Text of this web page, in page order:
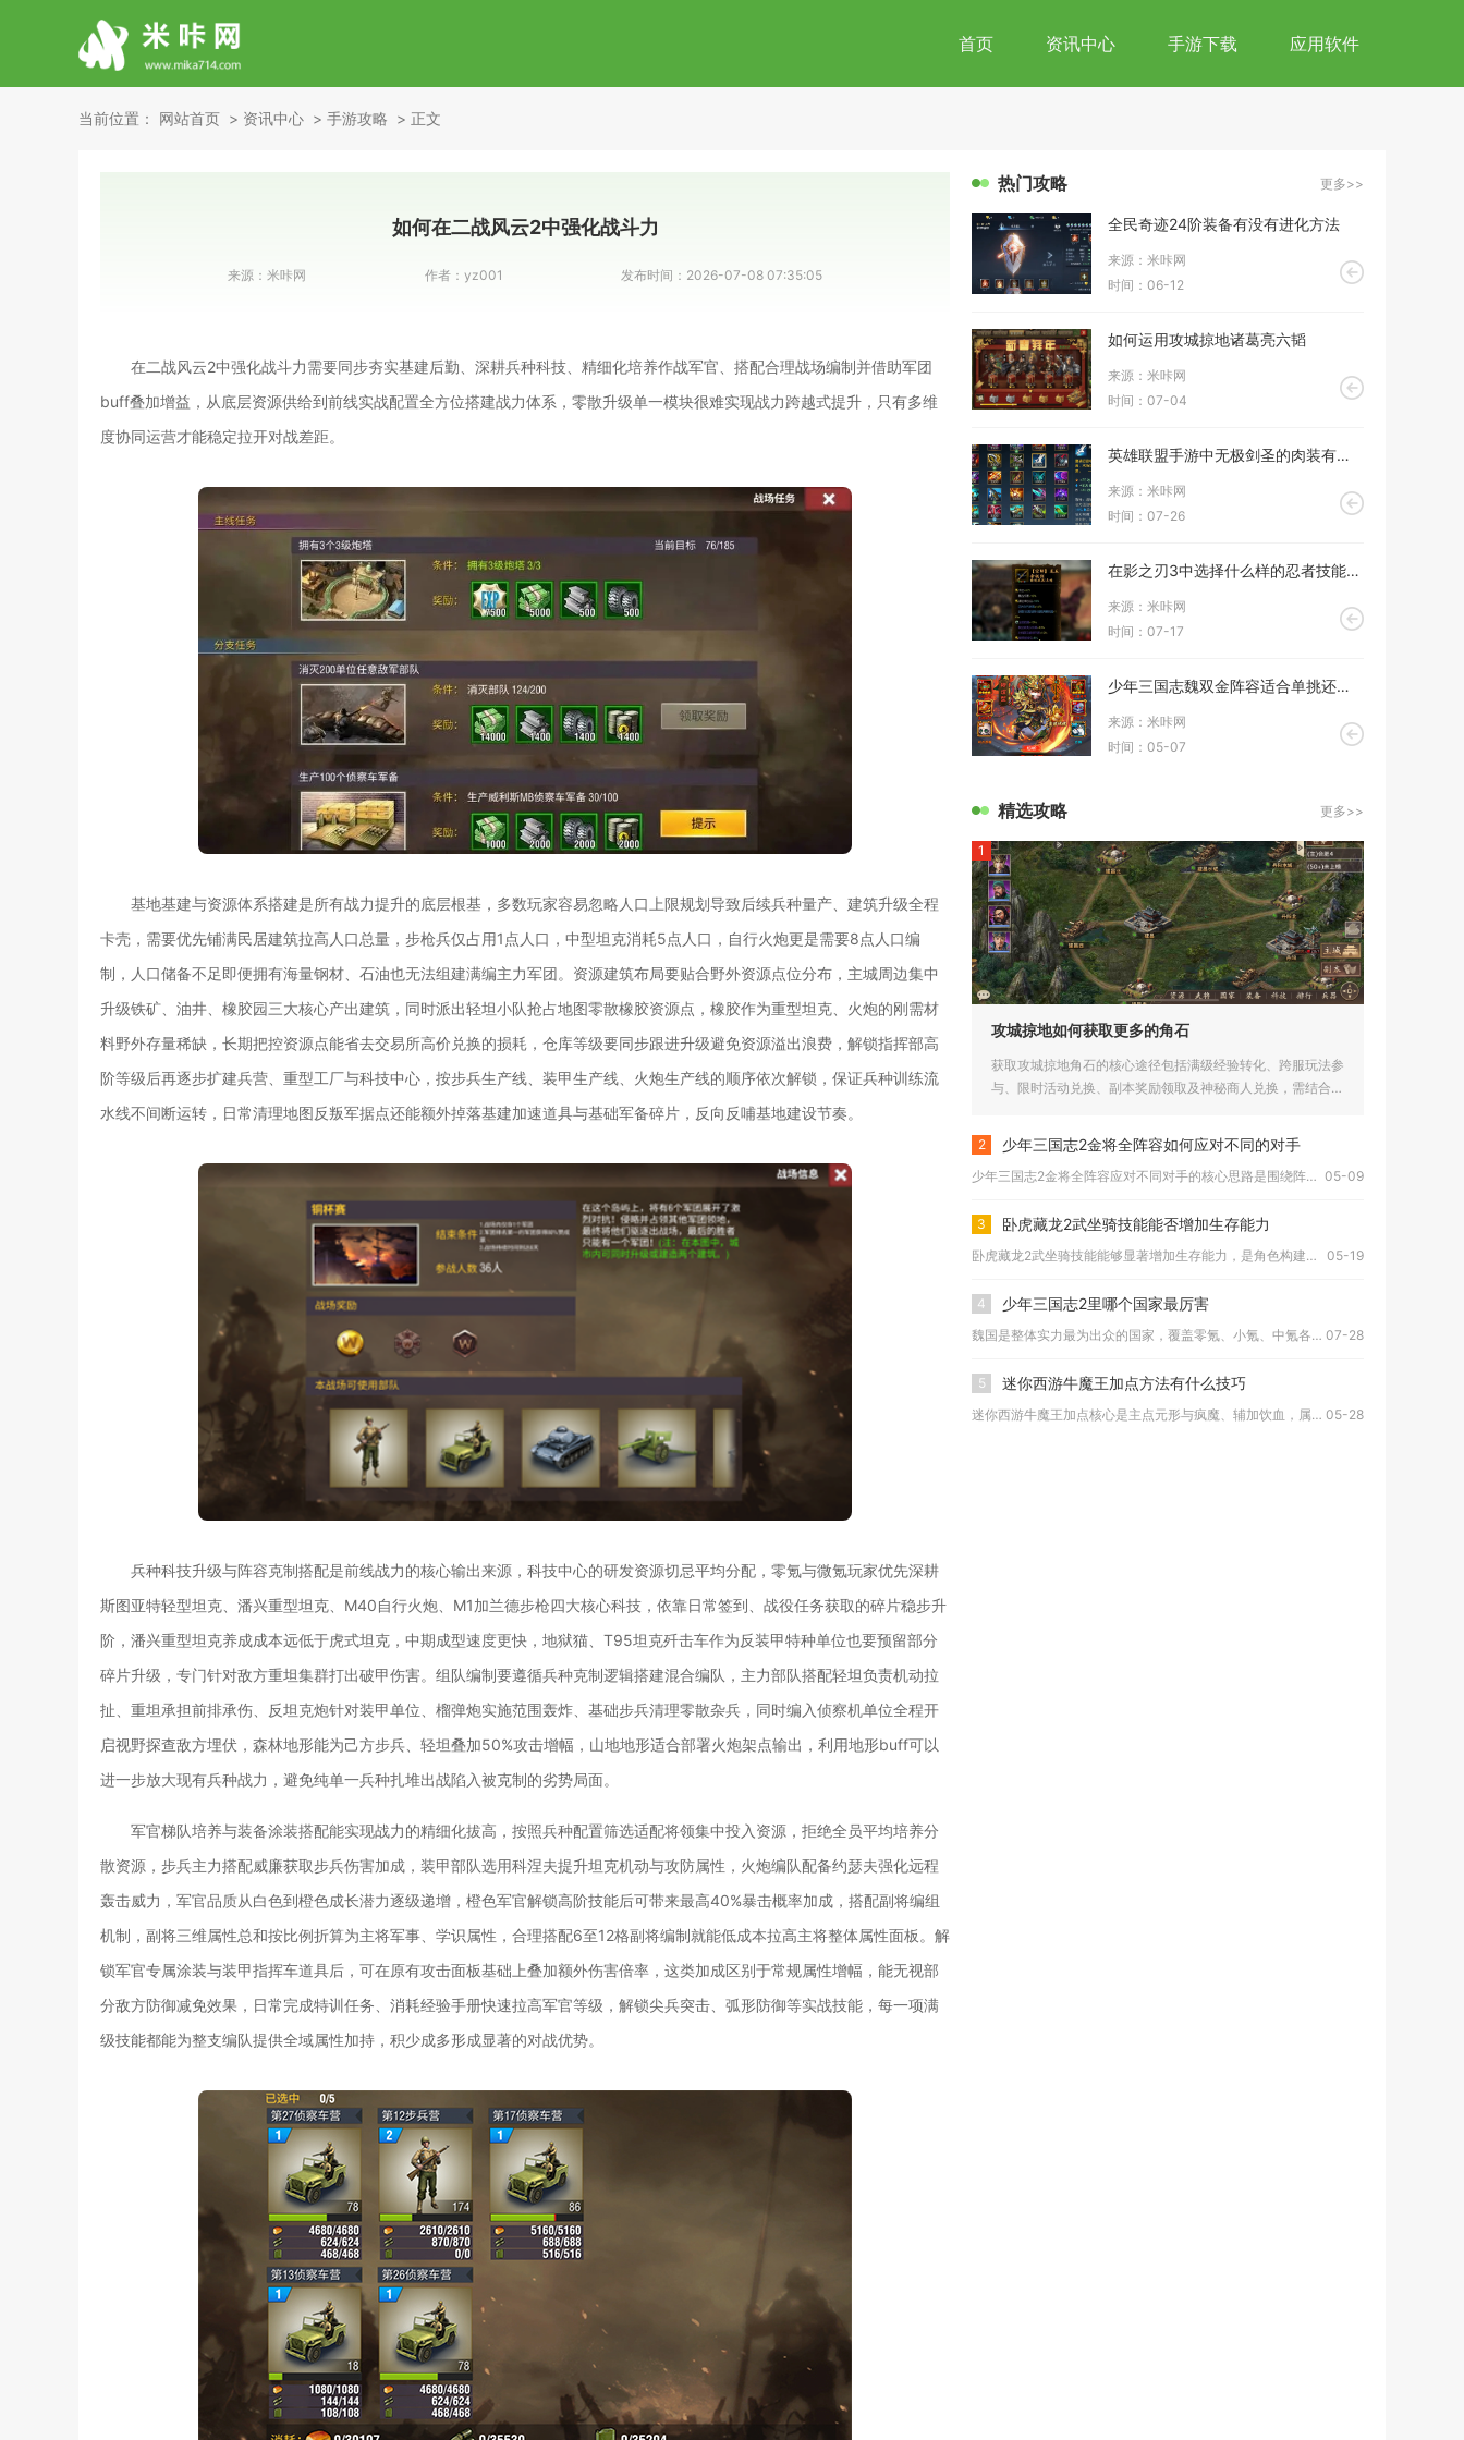
首页 资讯中心 手游下载 应用软件
当前位置： 网站首页 资讯中心 手游攻略 正文
如何在二战风云2中强化战斗力
来源： 米咔网 作者： yz001 发布时间： 2026-07-08 07:35:05
在二战风云2中强化战斗力需要同步夯实基建后勤、深耕兵种科技、精细化培养作战军官、搭配合理战场编制并借助军团
buff叠加增益，从底层资源供给到前线实战配置全方位搭建战力体系，零散升级单一模块很难实现战力跨越式提升，只有多维
度协同运营才能稳定拉开对战差距。
基地基建与资源体系搭建是所有战力提升的底层根基，多数玩家容易忽略人口上限规划导致后续兵种量产、建筑升级全程
卡壳，需要优先铺满民居建筑拉高人口总量，步枪兵仅占用1点人口，中型坦克消耗5点人口，自行火炮更是需要8点人口编
制，人口储备不足即便拥有海量钢材、石油也无法组建满编主力军团。资源建筑布局要贴合野外资源点位分布，主城周边集中
升级铁矿、油井、橡胶园三大核心产出建筑，同时派出轻坦小队抢占地图零散橡胶资源点，橡胶作为重型坦克、火炮的刚需材
料野外存量稀缺，长期把控资源点能省去交易所高价兑换的损耗，仓库等级要同步跟进升级避免资源溢出浪费，解锁指挥部高
阶等级后再逐步扩建兵营、重型工厂与科技中心，按步兵生产线、装甲生产线、火炮生产线的顺序依次解锁，保证兵种训练流
水线不间断运转，日常清理地图反叛军据点还能额外掉落基建加速道具与基础军备碎片，反向反哺基地建设节奏。
兵种科技升级与阵容克制搭配是前线战力的核心输出来源，科技中心的研发资源切忌平均分配，零氪与微氪玩家优先深耕
斯图亚特轻型坦克、潘兴重型坦克、M40自行火炮、M1加兰德步枪四大核心科技，依靠日常签到、战役任务获取的碎片稳步升
阶，潘兴重型坦克养成成本远低于虎式坦克，中期成型速度更快，地狱猫、T95坦克歼击车作为反装甲特种单位也要预留部分
碎片升级，专门针对敌方重坦集群打出破甲伤害。组队编制要遵循兵种克制逻辑搭建混合编队，主力部队搭配轻坦负责机动拉
扯、重坦承担前排承伤、反坦克炮针对装甲单位、榴弹炮实施范围轰炸、基础步兵清理零散杂兵，同时编入侦察机单位全程开
启视野探查敌方埋伏，森林地形能为己方步兵、轻坦叠加50%攻击增幅，山地地形适合部署火炮架点输出，利用地形buff可以
进一步放大现有兵种战力，避免纯单一兵种扎堆出战陷入被克制的劣势局面。
军官梯队培养与装备涂装搭配能实现战力的精细化拔高，按照兵种配置筛选适配将领集中投入资源，拒绝全员平均培养分
散资源，步兵主力搭配威廉获取步兵伤害加成，装甲部队选用科涅夫提升坦克机动与攻防属性，火炮编队配备约瑟夫强化远程
轰击威力，军官品质从白色到橙色成长潜力逐级递增，橙色军官解锁高阶技能后可带来最高40%暴击概率加成，搭配副将编组
机制，副将三维属性总和按比例折算为主将军事、学识属性，合理搭配6至12格副将编制就能低成本拉高主将整体属性面板。解
锁军官专属涂装与装甲指挥车道具后，可在原有攻击面板基础上叠加额外伤害倍率，这类加成区别于常规属性增幅，能无视部
分敌方防御减免效果，日常完成特训任务、消耗经验手册快速拉高军官等级，解锁尖兵突击、弧形防御等实战技能，每一项满
级技能都能为整支编队提供全域属性加持，积少成多形成显著的对战优势。
热门攻略 更多>>
全民奇迹24阶装备有没有进化方法
来源：米咔网
时间：06-12
如何运用攻城掠地诸葛亮六韬
来源：米咔网
时间：07-04
英雄联盟手游中无极剑圣的肉装有哪些推荐呢
来源：米咔网
时间：07-26
在影之刃3中选择什么样的忍者技能搭配更加合适
来源：米咔网
时间：07-17
少年三国志魏双金阵容适合单挑还是团战
来源：米咔网
时间：05-07
精选攻略 更多>>
1
攻城掠地如何获取更多的角石
获取攻城掠地角石的核心途径包括满级经验转化、跨服玩法参
与、限时活动兑换、副本奖励领取及神秘商人兑换，需结合资
2 少年三国志2金将全阵容如何应对不同的对手
少年三国志2金将全阵容应对不同对手的核心思路是围绕阵营特性构... 05-09
3 卧虎藏龙2武坐骑技能能否增加生存能力
卧虎藏龙2武坐骑技能能够显著增加生存能力，是角色构建中不可或... 05-19
4 少年三国志2里哪个国家最厉害
魏国是整体实力最为出众的国家，覆盖零氪、小氪、中氪各类养成档... 07-28
5 迷你西游牛魔王加点方法有什么技巧
迷你西游牛魔王加点核心是主点元形与疯魔、辅加饮血，属性侧重气... 05-28